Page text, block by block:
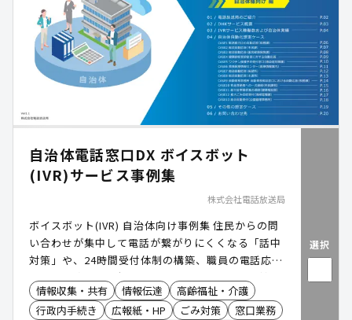
自治体電話窓口DX ボイスボット
(IVR)サービス事例集
株式会社電話放送局
ボイスボット(IVR) 自治体向け事例集 住民からの問
い合わせが集中して電話が繋がりにくくなる「話中
対策」や、24時間受付体制の構築、職員の電話応対
に伴う業務負担の削減を目的としています。自社開
発による柔軟なシステム連携や、複数拠点による
BCP対策、強固なセキュリティ(ISMS等)を備えたク
情報収集・共有 情報伝達
高齢福祉・介護
行政内手続き
広報紙・HP ごみ対策
窓口業務
選択